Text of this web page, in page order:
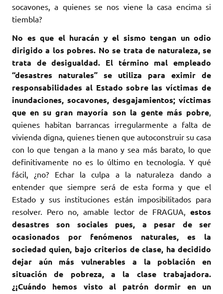
socavones, a quienes se nos viene la casa encima si
tiembla?
No es que el huracán y el sismo tengan un odio
dirigido a los pobres. No se trata de naturaleza, se
trata de desigualdad. El término mal empleado
“desastres naturales” se utiliza para eximir de
responsabilidades al Estado sobre las víctimas de
inundaciones, socavones, desgajamientos; víctimas
que en su gran mayoría son la gente más pobre,
quienes habitan barrancas irregularmente a falta de
vivienda digna, quienes tienen que autoconstruir su casa
con lo que tengan a la mano y sea más barato, lo que
definitivamente no es lo último en tecnología. Y qué
fácil, ¿no? Echar la culpa a la naturaleza dando a
entender que siempre será de esta forma y que el
Estado y sus instituciones están imposibilitados para
resolver. Pero no, amable lector de FRAGUA, estos
desastres son sociales pues, a pesar de ser
ocasionados por fenómenos naturales, es la
sociedad quien, bajo criterios de clase, ha decidido
dejar aún más vulnerables a la población en
situación de pobreza, a la clase trabajadora.
¿¡Cuándo hemos visto al patrón dormir en un